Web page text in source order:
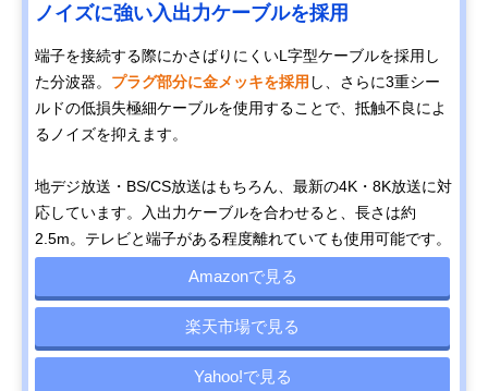
ノイズに強い入出力ケーブルを採用
​​端子を接続する際にかさばりにくいL字型ケーブルを採用し
た分波器。 プラグ部分に金メッキを採用 し、さらに3重シー
ルドの低損失極細ケーブルを使用することで、抵触不良によ
るノイズを抑えます。
地デジ放送・BS/CS放送はもちろん、最新の4K・8K放送に対
応しています。入出力ケーブルを合わせると、長さは約
2.5m。テレビと端子がある程度離れていても使用可能です。
Amazonで見る
楽天市場で見る
Yahoo!で見る